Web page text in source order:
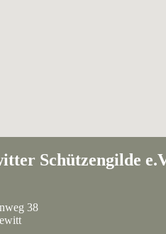
Schützengilde
38